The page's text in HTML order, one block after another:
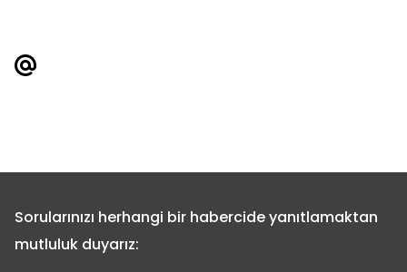
Sorularınızı herhangi bir habercide yanıtlamaktan
mutluluk duyarız: